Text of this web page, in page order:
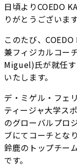
日頃よりCOEDO
りがとうございます
このたび、
兼フィジカルコー
Miguel)氏が就任
いたします。
デ・ミゲル・フェ
ティージャ大学ス
のグローバルプロ
ブにてコーチとな
鈴鹿のトップチー
です。